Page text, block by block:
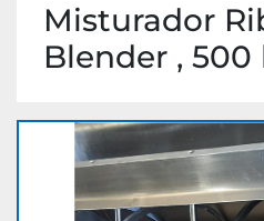
Misturador
Blender , 500